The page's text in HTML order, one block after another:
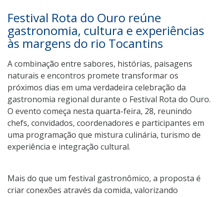
Festival Rota do Ouro reúne
gastronomia, cultura e experiências
às margens do rio Tocantins
A combinação entre sabores, histórias, paisagens
naturais e encontros promete transformar os
próximos dias em uma verdadeira celebração da
gastronomia regional durante o Festival Rota do Ouro.
O evento começa nesta quarta-feira, 28, reunindo
chefs, convidados, coordenadores e participantes em
uma programação que mistura culinária, turismo de
experiência e integração cultural.
Mais do que um festival gastronômico, a proposta é
criar conexões através da comida, valorizando